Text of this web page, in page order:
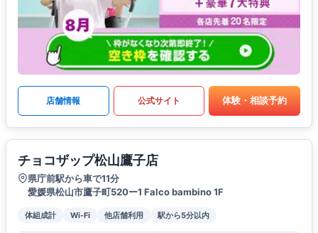
店舗情報 公式サイト 体験・相談予約
チョコザップ松山鷹子店
県庁前駅から車で11分
愛媛県松山市鷹子町520ー1 Falco bambino 1F
体組成計 Wi-Fi 他店舗利用 駅から5分以内